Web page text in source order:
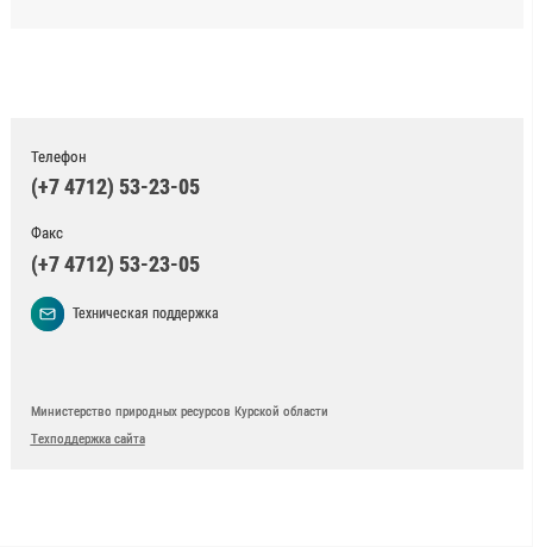
Телефон
(+7 4712) 53-23-05
Факс
(+7 4712) 53-23-05
Техническая поддержка
Министерство природных ресурсов Курской области
Техподдержка сайта